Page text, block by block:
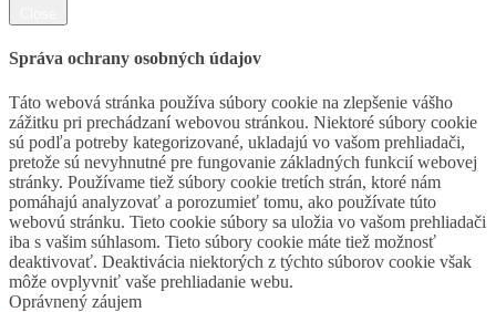
Správa ochrany osobných údajov
Táto webová stránka používa súbory cookie na zlepšenie vášho
zážitku pri prechádzaní webovou stránkou. Niektoré súbory cookie
sú podľa potreby kategorizované, ukladajú vo vašom prehliadači,
pretože sú nevyhnutné pre fungovanie základných funkcií webovej
stránky. Používame tiež súbory cookie tretích strán, ktoré nám
pomáhajú analyzovať a porozumieť tomu, ako používate túto
webovú stránku. Tieto cookie súbory sa uložia vo vašom prehliadači
iba s vašim súhlasom. Tieto súbory cookie máte tiež možnosť
deaktivovať. Deaktivácia niektorých z týchto súborov cookie však
môže ovplyvniť vaše prehliadanie webu.
Oprávnený záujem